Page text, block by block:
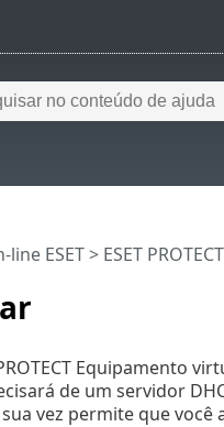
line ESET> ESET
Equipamento
de um servidor
vez permite que você